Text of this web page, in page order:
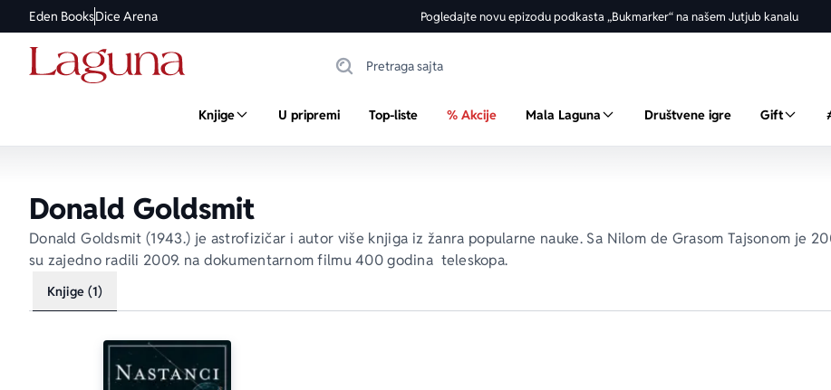
Eden BooksDice Arena Pogledajte novu epizodu podkasta „Bukmarker“ na našem Jutjub kanalu
Knjige U pripremi Top-liste % Akcije Mala Laguna Društvene igre Gift
Donald Goldsmit
Donald Goldsmit (1943.) je astrofizičar i autor više knjiga iz žanra popularne nauke. Sa Nilom de Grasom Tajsonom je
su zajedno radili 2009. na dokumentarnom filmu 400 godina  teleskopa.
Knjige (1)